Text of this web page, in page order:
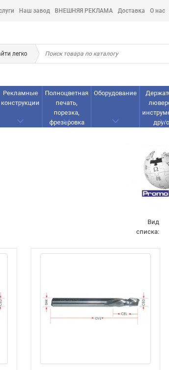
Наш завод ВНЕШНЯЯ РЕКЛАМА Доставка О нас
легко
Рекламные
конструкции
Полноцветная
печать,
порезка,
фрезеровка
Оборудование
Вид
списка: